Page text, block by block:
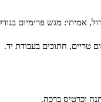
אמיתי: מגש פרימיום
וכרטיס ברכה.